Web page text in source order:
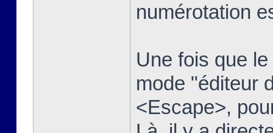
numérotation
Une fois que
mode "éditeur
<Escape>,